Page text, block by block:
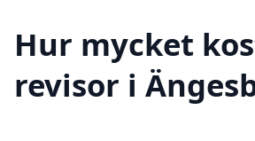
Hur mycket
revisor i